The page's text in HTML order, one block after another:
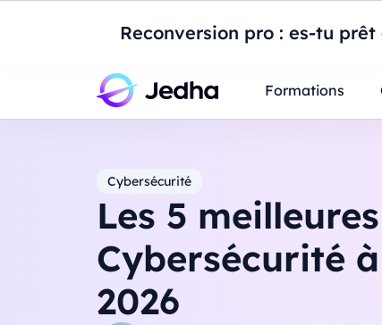
Reconversion pro : es-tu
Introduction
Étudiants Parents
Formations
Cybersécurité
Les 5
Cybersécurité
2026